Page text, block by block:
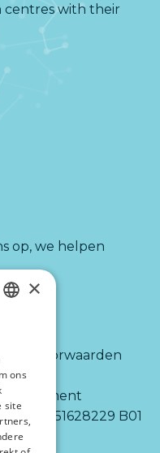
centres with their
op, we helpen
voorwaarden
statement
NL 851628229 B01
×
ons
site